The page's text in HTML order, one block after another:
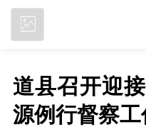
道县召开迎
源例行督察工